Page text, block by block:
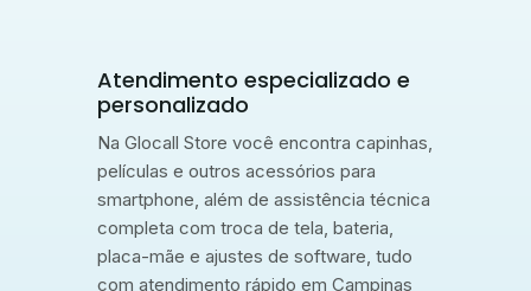
Atendimento especializado e
personalizado
Na Glocall Store você encontra capinhas,
películas e outros acessórios para
smartphone, além de assistência técnica
completa com troca de tela, bateria,
placa-mãe e ajustes de software, tudo
com atendimento rápido em Campinas